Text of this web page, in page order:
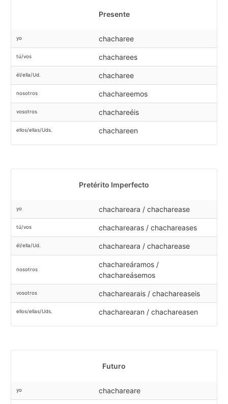
Presente
yo chacharee
tú/vos chacharees
él/ella/Ud. chacharee
nosotros chachareemos
vosotros chachareéis
ellos/ellas/Uds. chachareen
Pretérito Imperfecto
yo chachareara / chacharease
tú/vos chacharearas / chachareases
él/ella/Ud. chachareara / chacharease
nosotros
chachareáramos /
chachareásemos
vosotros chacharearais / chachareaseis
ellos/ellas/Uds. chacharearan / chachareasen
Futuro
yo chachareare